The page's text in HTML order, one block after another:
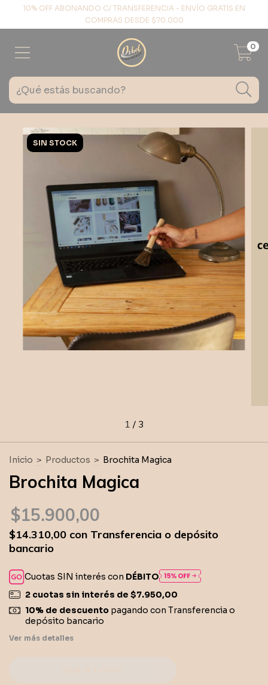
10% OFF ABONANDO C/ TRANSFERENCIA - ENVÍO GRATIS EN
COMPRAS DESDE $70.000
0
SIN STOCK
1 / 3
Inicio > Productos > Brochita Magica
Brochita Magica
$15.900,00
$14.310,00 con Transferencia o depósito
bancario
Cuotas SIN interés con DÉBITO
2 cuotas sin interés de $7.950,00
10% de descuentopagando con Transferencia o
depósito bancario
Ver más detalles